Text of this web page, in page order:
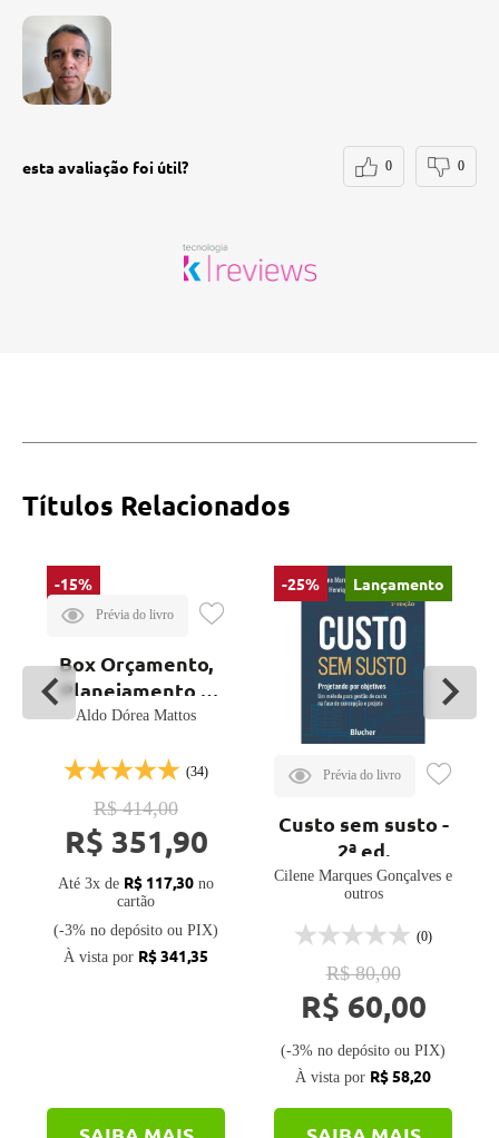
esta avaliação foi útil? 0 0
Títulos Relacionados
-15%
Box Orçamento,
Planejamento e
Gestão de Obras -
Aldo Dórea
Mattos
Aldo Dórea Mattos
(34)
R$ 414,00
R$ 351,90
Até 3x de R$ 117,30 no
cartão
(-3% no depósito ou PIX)
À vista por R$ 341,35
-25% Lançamento
Custo sem susto -
2ª ed.
Cilene Marques Gonçalves e
outros
(0)
R$ 80,00
R$ 60,00
(-3% no depósito ou PIX)
À vista por R$ 58,20